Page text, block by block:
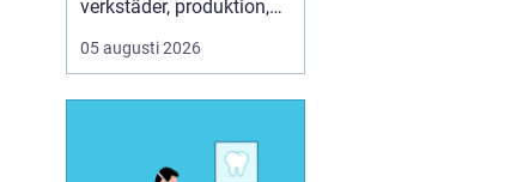
verkstäder, produktion,
service och underhåll. De
ska leverera högt
säkra och ergonomiska
05 augusti 2026